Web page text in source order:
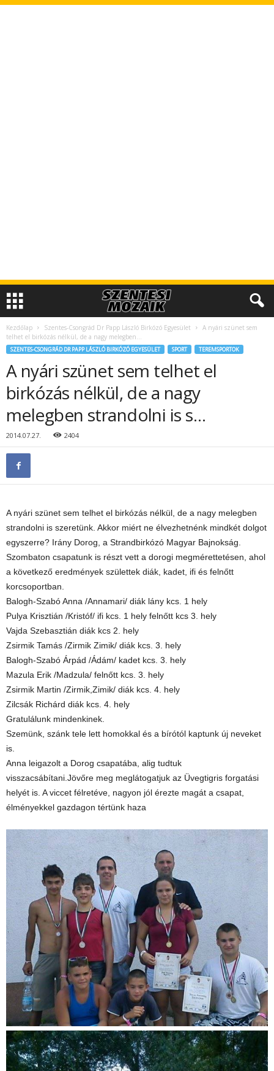
Kezdőlap Szentes-Csongrád Dr Papp László Birkózó Egyesület
A nyári szünet sem
telhet el birkózás nélkül, de a nagy melegben...
SZENTES-CSONGRÁD DR PAPP LÁSZLÓ BIRKÓZÓ EGYESÜLET SPORT TEREMSPORTOK
A nyári szünet sem telhet el
birkózás nélkül, de a nagy
melegben strandolni is s…
2014.07.27. 2404
A nyári szünet sem telhet el birkózás nélkül, de a nagy melegben
strandolni is szeretünk. Akkor miért ne élvezhetnénk mindkét dolgot
egyszerre? Irány Dorog, a Strandbirkózó Magyar Bajnokság.
Szombaton csapatunk is részt vett a dorogi megmérettetésen, ahol
a következő eredmények születtek diák, kadet, ifi és felnőtt
korcsoportban.
Balogh-Szabó Anna /Annamari/ diák lány kcs. 1 hely
Pulya Krisztián /Kristóf/ ifi kcs. 1 hely felnőtt kcs 3. hely
Vajda Szebasztián diák kcs 2. hely
Zsirmik Tamás /Zirmik Zimik/ diák kcs. 3. hely
Balogh-Szabó Árpád /Ádám/ kadet kcs. 3. hely
Mazula Erik /Madzula/ felnőtt kcs. 3. hely
Zsirmik Martin /Zirmik,Zimik/ diák kcs. 4. hely
Zilcsák Richárd diák kcs. 4. hely
Gratulálunk mindenkinek.
Szemünk, szánk tele lett homokkal és a bírótól kaptunk új neveket
is.
Anna leigazolt a Dorog csapatába, alig tudtuk
visszacsábítani.Jövőre meg meglátogatjuk az Üvegtigris forgatási
helyét is. A viccet félretéve, nagyon jól érezte magát a csapat,
élményekkel gazdagon tértünk haza